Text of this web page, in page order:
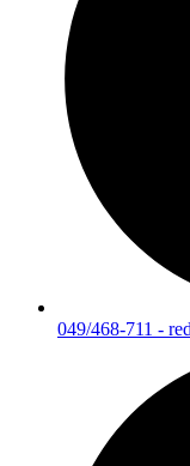
049/468-711 -